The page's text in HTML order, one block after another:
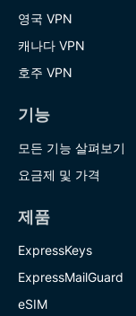
영국 VPN
캐나다 VPN
호주 VPN
기능
모든 기능 살펴보기
요금제 및 가격
제품
ExpressKeys
ExpressMailGuard
eSIM